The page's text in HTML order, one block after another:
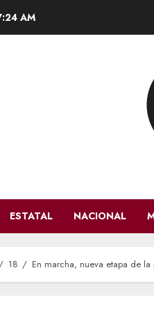
AM
ESTATAL NACIONAL
18 En marcha, nueva etapa de la